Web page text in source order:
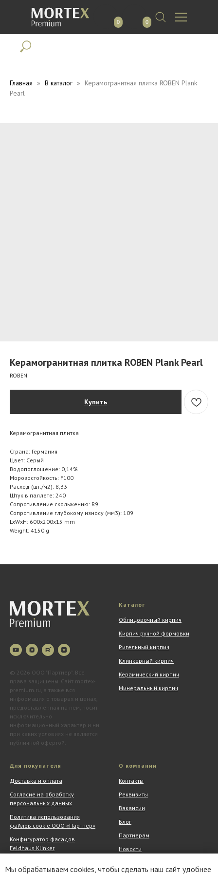
0 0
Главная В каталог
Керамогранитная плитка ROBEN Plank
Pearl
Керамогранитная плитка ROBEN Plank Pearl
ROBEN
Купить
Керамогранитная плитка
Страна: Германия
Цвет: Серый
Водопоглощение: 0,14%
Морозостойкость: F100
Расход (шт./м2): 8,33
Штук в паллете: 240
Сопротивление скольжению: R9
Сопротивление глубокому износу (мм3): 109
LxWxH: 600x200x15 mm
Weight: 4150 g
© 2026 ООО "Партнер". Все
права защищены. Сайт mortex-
premium.ru, а также вся
информация о товарах и ценах,
предоставленная на нём, носит
исключительно
информационный характер и ни
при каких условиях не является
публичной офертой.
Каталог
Облицовочный кирпич
Кирпич ручной формовки
Ригельный кирпич
Клинкерный кирпич
Керамический кирпич
Минеральный кирпич
Для покупателя
Доставка и оплата
Согласие на обработку
персональных данных
Политика использования
файлов cookie ООО «Партнер»
Конфигуратор фасадов
Feldhaus Klinker
О компании
Контакты
Реквизиты
Вакансии
Блог
Партнерам
Новости
Мы обрабатываем cookies, чтобы сделать наш сайт удобнее